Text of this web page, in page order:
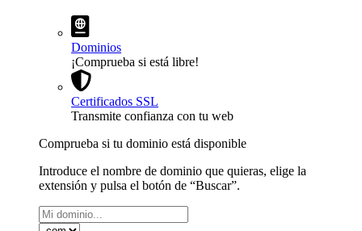
Dominios
¡Comprueba si está libre!
Certificados SSL
Transmite confianza con tu web
Comprueba si tu dominio está disponible
Introduce el nombre de dominio que quieras, elige la
extensión y pulsa el botón de “Buscar”.